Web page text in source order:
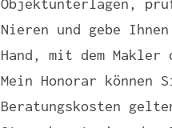
Objektunterlagen,
Nieren und gebe
Hand, mit dem
Mein Honorar können
Beratungskosten